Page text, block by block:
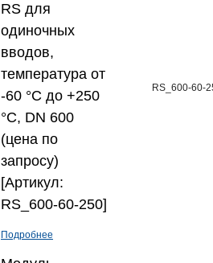
RS для
одиночных
вводов,
температура от
-60 °C до +250
°C, DN 600
(цена по
запросу)
[Артикул:
RS_600-60-250]
Подробнее
RS_600-60-